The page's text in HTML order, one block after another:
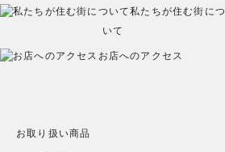
私たちが住む街につ
いて
お店へのアクセス
お取り扱い商品